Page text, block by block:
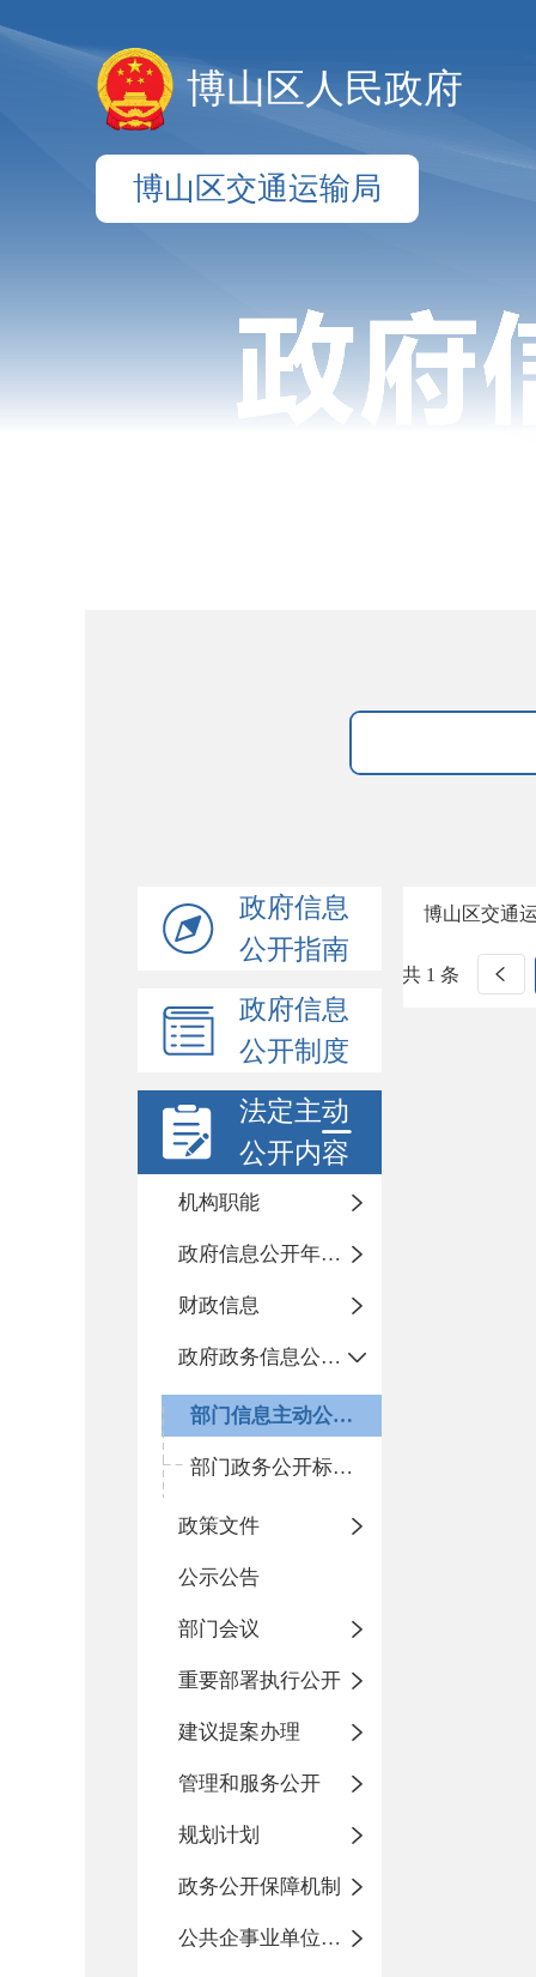
博山区人民政府
博山区交通运输局
政府信息
公开指南
政府信息
公开制度
法定主动
公开内容
机构职能
政府信息公开年度报告
财政信息
政府政务信息公开目录
部门信息主动公开基本目录
部门政务公开标准化目录
政策文件
公示公告
部门会议
重要部署执行公开
建议提案办理
管理和服务公开
规划计划
政务公开保障机制
公共企事业单位信息公开
博山区交通
共 1 条